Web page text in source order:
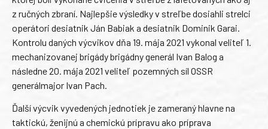
z ručných zbraní. Najlepšie výsledky v streľbe dosiahli strelci
operátori desiatnik Ján Babiak a desiatnik Dominik Garai.
Kontrolu daných výcvikov dňa 19. mája 2021 vykonal veliteľ 1.
mechanizovanej brigády brigádny generál Ivan Balog a
následne 20. mája 2021 veliteľ pozemných síl OSSR
generálmajor Ivan Pach.
Ďalší výcvik vyvedených jednotiek je zameraný hlavne na
taktickú, ženijnú a chemickú prípravu ako príprava